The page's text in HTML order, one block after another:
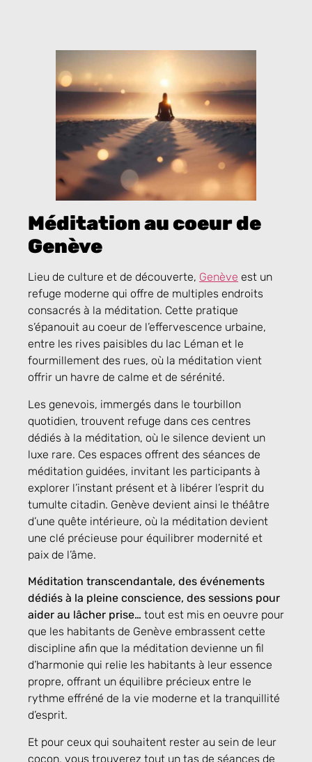
Méditation au coeur de
Genève
Lieu de culture et de découverte, Genève est un
refuge moderne qui offre de multiples endroits
consacrés à la méditation. Cette pratique
s’épanouit au coeur de l’effervescence urbaine,
entre les rives paisibles du lac Léman et le
fourmillement des rues, où la méditation vient
offrir un havre de calme et de sérénité.
Les genevois, immergés dans le tourbillon
quotidien, trouvent refuge dans ces centres
dédiés à la méditation, où le silence devient un
luxe rare. Ces espaces offrent des séances de
méditation guidées, invitant les participants à
explorer l’instant présent et à libérer l’esprit du
tumulte citadin. Genève devient ainsi le théâtre
d’une quête intérieure, où la méditation devient
une clé précieuse pour équilibrer modernité et
paix de l’âme.
Méditation transcendantale, des événements
dédiés à la pleine conscience, des sessions pour
aider au lâcher prise… tout est mis en oeuvre pour
que les habitants de Genève embrassent cette
discipline afin que la méditation devienne un fil
d’harmonie qui relie les habitants à leur essence
propre, offrant un équilibre précieux entre le
rythme effréné de la vie moderne et la tranquillité
d’esprit.
Et pour ceux qui souhaitent rester au sein de leur
cocon, vous trouverez tout un tas de séances de